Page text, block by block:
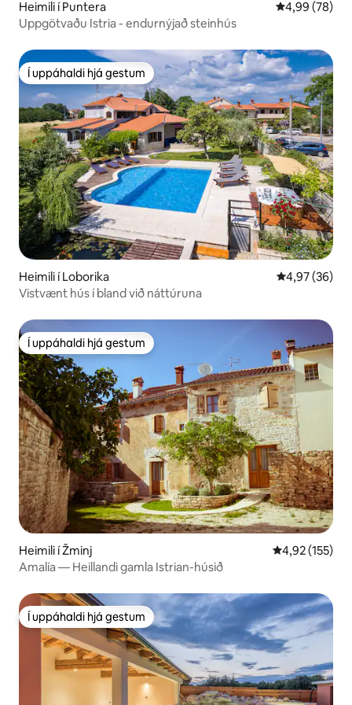
Heimili í Puntera 4,99 af 5 í
4,99 (78)
Uppgötvaðu Istria - endurnýjað steinhús
Í uppáhaldi hjá gestum
Í uppáhaldi hjá gestum
Heimili í Loborika 4,97 af 5 í
4,97 (36)
Vistvænt hús í bland við náttúruna
Í uppáhaldi hjá gestum
Í uppáhaldi hjá gestum
Heimili í Žminj 4,92 af 5 í
4,92 (155)
Amalía — Heillandi gamla Istrian-húsið
Í uppáhaldi hjá gestum
Í uppáhaldi hjá gestum